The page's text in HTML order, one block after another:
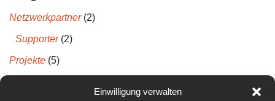
Einwilligung verwalten
Netzwerkpartner(2)
Supporter(2)
Projekte (5)